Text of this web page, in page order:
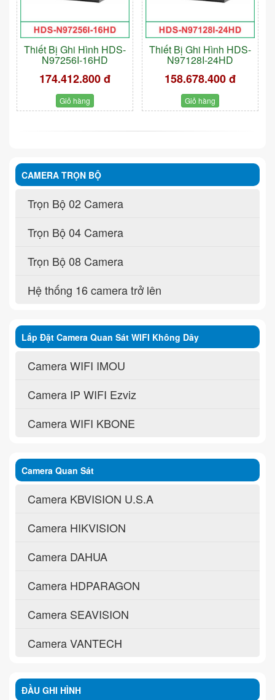
Thiết Bị Ghi Hình HDS-
N97256I-16HD
174.412.800 đ
Giỏ hàng
Thiết Bị Ghi Hình HDS-
N97128I-24HD
158.678.400 đ
Giỏ hàng
CAMERA TRỌN BỘ
Trọn Bộ 02 Camera
Trọn Bộ 04 Camera
Trọn Bộ 08 Camera
Hệ thống 16 camera trở lên
Lắp Đặt Camera Quan Sát WIFI Không Dây
Camera WIFI IMOU
Camera IP WIFI Ezviz
Camera WIFI KBONE
Camera Quan Sát
Camera KBVISION U.S.A
Camera HIKVISION
Camera DAHUA
Camera HDPARAGON
Camera SEAVISION
Camera VANTECH
ĐẦU GHI HÌNH